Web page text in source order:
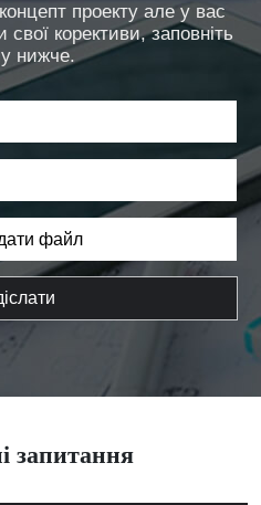
проекту але у вас
корективи, заповніть
нижче.
файл
запитання